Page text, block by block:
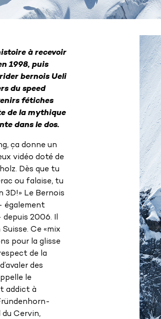
à recevoir
1998, puis
bernois Ueli
du speed
fétiches
de la mythique
dans le dos.
ça donne un
vidéo doté de
Dès que tu
ou falaise, tu
3D!» Le Bernois
également
depuis 2006. Il
Ce «mix
pour la glisse
de la
des
le
addict à
du Cervin,